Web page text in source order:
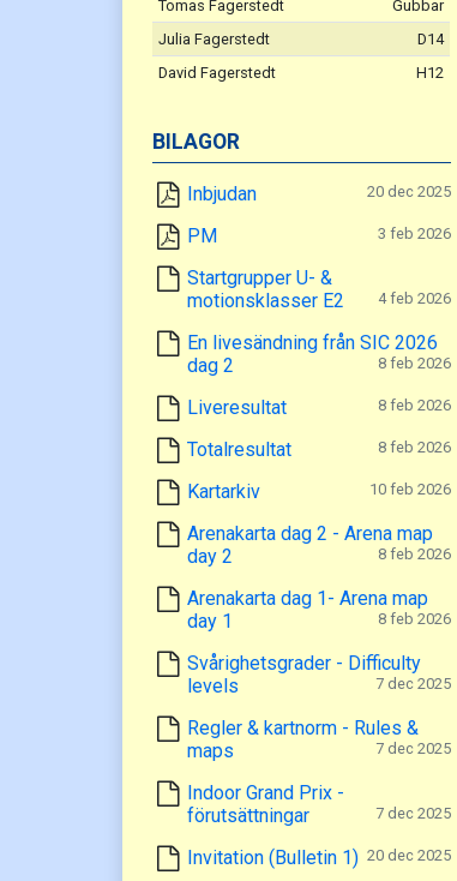
Tomas Fagerstedt
Gubbar
Julia Fagerstedt
D14
David Fagerstedt
H12
BILAGOR
Inbjudan 20 dec 2025
PM 3 feb 2026
Startgrupper U- &
motionsklasser E2
4 feb 2026
En livesändning från SIC 2026
dag 2
8 feb 2026
Liveresultat 8 feb 2026
Totalresultat 8 feb 2026
Kartarkiv 10 feb 2026
Arenakarta dag 2 - Arena map
day 2
8 feb 2026
Arenakarta dag 1- Arena map
day 1
8 feb 2026
Svårighetsgrader - Difficulty
levels
7 dec 2025
Regler & kartnorm - Rules &
maps
7 dec 2025
Indoor Grand Prix -
förutsättningar
7 dec 2025
Invitation (Bulletin 1) 20 dec 2025